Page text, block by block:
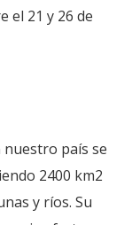
el 21 y 26 de
nuestro país se
2400 km2
y ríos. Su